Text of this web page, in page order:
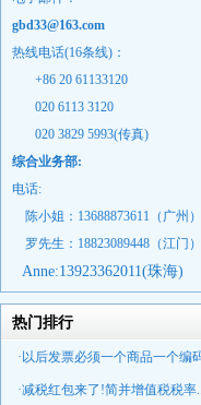
gbd33@163.com
热线电话(16条线)：
+86 20 61133120
020 6113 3120
020 3829 5993(传真)
综合业务部:
电话:
陈小姐：13688873611（广州）
罗先生：18823089448 （江门）
Anne:13923362011(珠海)
热门排行
·以后发票必须一个商品一个编
·减税红包来了!简并增值税税率